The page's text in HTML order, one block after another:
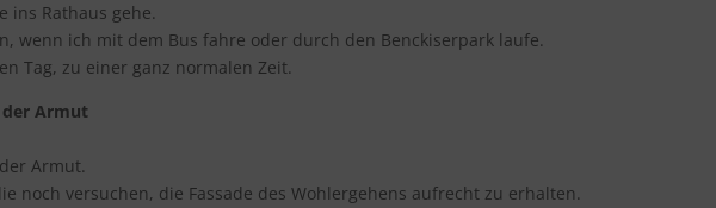
ins Rathaus gehe.
wenn ich mit dem Bus fahre oder durch den Benckiserpark laufe.
Tag, zu einer ganz normalen Zeit.
der Armut
Armut.
noch versuchen, die Fassade des Wohlergehens aufrecht zu erhalten.